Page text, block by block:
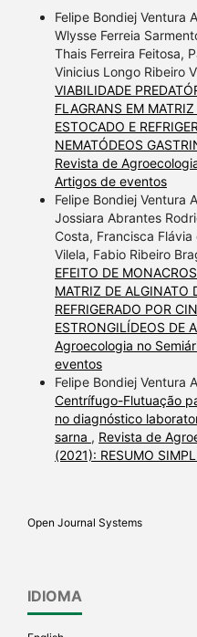
Felipe Bondiej Ventura
Wlysse Ferreia
Thais Ferreira Feitosa,
Vinicius Longo Ribeiro
VIABILIDADE
FLAGRANS EM
ESTOCADO E
NEMATÓDEOS
Revista de
Artigos de eventos
Felipe Bondiej Ventura
Jossiara Abrantes
Costa, Francisca
Vilela, Fabio Ribeiro
EFEITO DE
MATRIZ DE ALGINATO
REFRIGERADO POR
ESTRONGILÍDEOS DE
Agroecologia no
eventos
Felipe Bondiej Ventura
Centrífugo-Flutuação
no diagnóstico
sarna , Revista de
(2021): RESUMO
Open Journal Systems
IDIOMA